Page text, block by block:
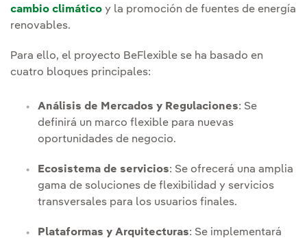
cambio climático y la promoción de fuentes de energía
renovables.
Para ello, el proyecto BeFlexible se ha basado en
cuatro bloques principales:
Análisis de Mercados y Regulaciones: Se
definirá un marco flexible para nuevas
oportunidades de negocio.
Ecosistema de servicios: Se ofrecerá una amplia
gama de soluciones de flexibilidad y servicios
transversales para los usuarios finales.
Plataformas y Arquitecturas: Se implementará